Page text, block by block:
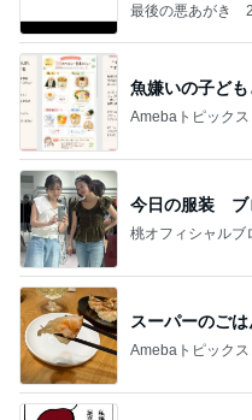
最後の悪あがき
魚嫌いの子ど
Amebaトピックス
今日の服装 ブ
桃オフィシャルブ
スーパーのご
Amebaトピックス